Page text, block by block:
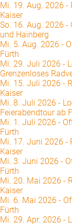
Mi. 19. Aug. 2026 -
Kaiser
So. 16. Aug. 2026 -
und Hainberg
Mi. 5. Aug. 2026 -
Fürth
Mi. 29. Juli 2026 -
Grenzenloses
Mi. 15. Juli 2026 -
Kaiser
Mi. 8. Juli 2026 -
Feierabendtour ab
Mi. 1. Juli 2026 -
Fürth
Mi. 17. Juni 2026 -
Kaiser
Mi. 3. Juni 2026 -
Fürth
Mi. 20. Mai 2026 -
Kaiser
Mi. 6. Mai 2026 -
Fürth
Mi. 29. Apr. 2026 -